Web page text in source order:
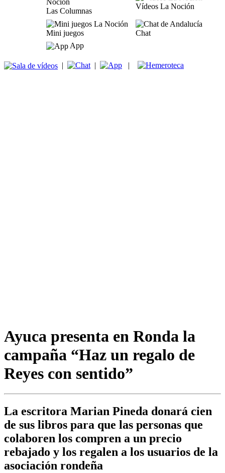
Las Columnas
Vídeos La Noción
Mini juegos
Chat
App
| | |
Ayuca presenta en Ronda la
campaña “Haz un regalo de
Reyes con sentido”
La escritora Marian Pineda donará cien
de sus libros para que las personas que
colaboren los compren a un precio
rebajado y los regalen a los usuarios de la
asociación rondeña